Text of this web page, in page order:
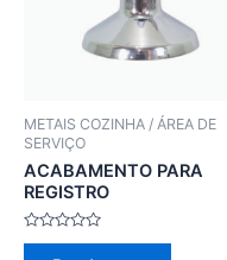
METAIS COZINHA / ÁREA DE
SERVIÇO
ACABAMENTO PARA
REGISTRO
Rated